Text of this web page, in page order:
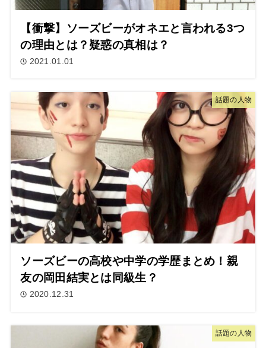
【衝撃】ソーズビーがオネエと言われる3つ
の理由とは？疑惑の真相は？
2021.01.01
話題の人物
ソーズビーの高校や中学の学歴まとめ！親
友の岡田結実とは同級生？
2020.12.31
話題の人物